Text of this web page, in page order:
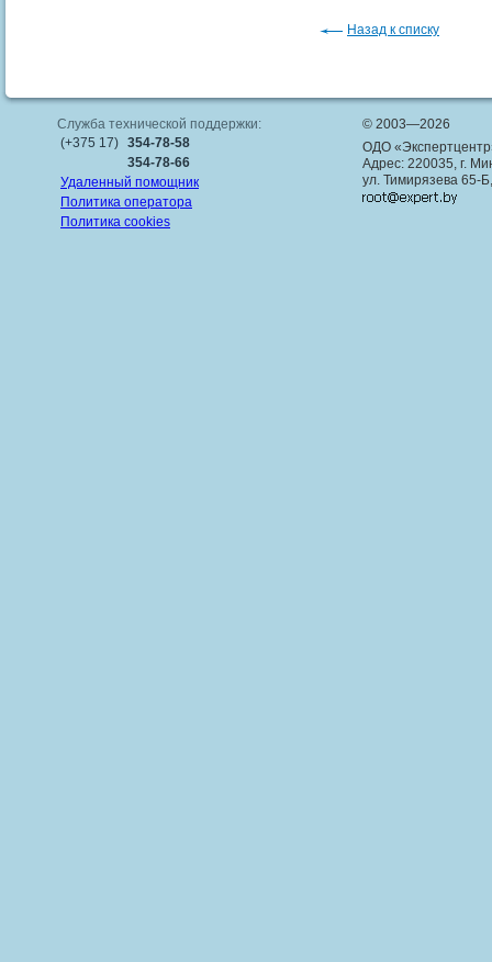
Назад к списку
Служба технической поддержки:
(+375 17) 354-78-58
354-78-66
Удаленный помощник
Политика оператора
Политика cookies
© 2003—2026
ОДО
Адрес: 220035, г.
ул. Тимирязева 65-